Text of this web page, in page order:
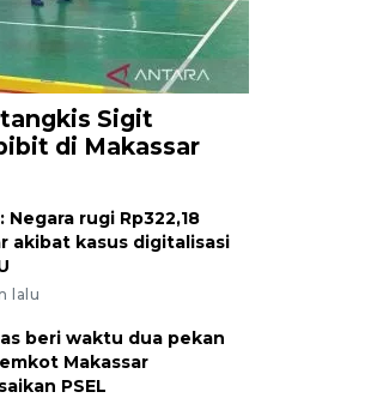
Sigit
di Makassar
Negara rugi Rp322,18
akibat kasus digitalisasi
lalu
beri waktu dua pekan
Makassar
PSEL